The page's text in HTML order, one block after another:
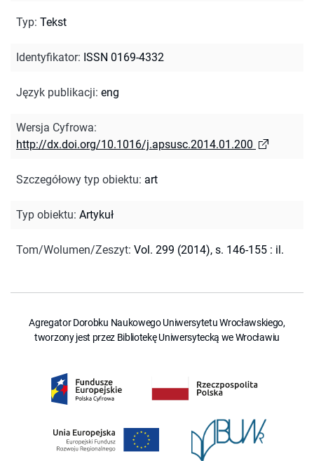
Typ: Tekst
Identyfikator: ISSN 0169-4332
Język publikacji: eng
Wersja Cyfrowa:
http://dx.doi.org/10.1016/j.apsusc.2014.01.200
Szczegółowy typ obiektu: art
Typ obiektu: Artykuł
Tom/Wolumen/Zeszyt: Vol. 299 (2014), s. 146-155 : il.
Agregator Dorobku Naukowego Uniwersytetu Wrocławskiego,
tworzony jest przez Bibliotekę Uniwersytecką we Wrocławiu